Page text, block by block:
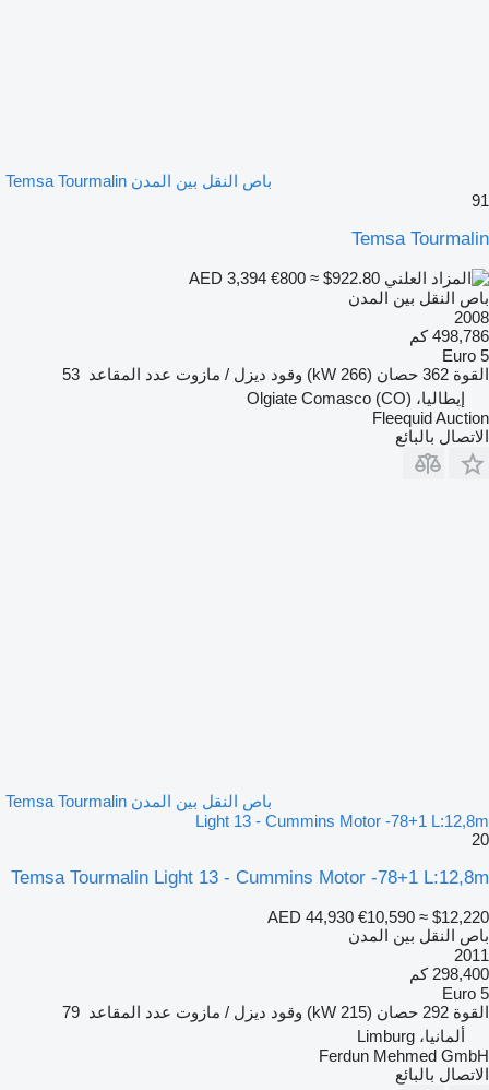
باص النقل بين المدن Temsa Tourmalin
91
Temsa Tourmalin
€800 ≈ $922.80
باص النقل بين المدن
2008
498,786 كم
Euro 5
القوة 362 حصان (266 kW) وقود ديزل / مازوت عدد المقاعد 53
إيطاليا، Olgiate Comasco (CO)
Fleequid Auction
الاتصال بالبائع
باص النقل بين المدن Temsa Tourmalin
Light 13 - Cummins Motor -78+1 L:12,8m
20
Temsa Tourmalin Light 13 - Cummins Motor -78+1 L:12,8m
AED 44,930 €10,590 ≈ $12,220
باص النقل بين المدن
2011
298,400 كم
Euro 5
القوة 292 حصان (215 kW) وقود ديزل / مازوت عدد المقاعد 79
ألمانيا، Limburg
Ferdun Mehmed GmbH
الاتصال بالبائع